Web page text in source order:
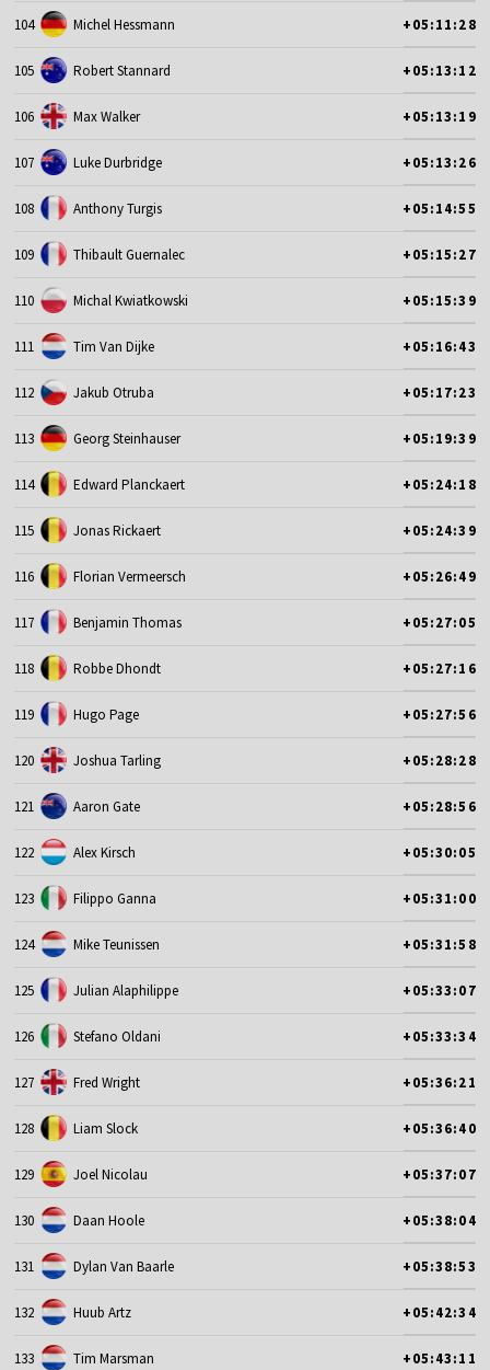
104 Michel Hessmann +05:11:28
105 Robert Stannard +05:13:12
106 Max Walker +05:13:19
107 Luke Durbridge +05:13:26
108 Anthony Turgis +05:14:55
109 Thibault Guernalec +05:15:27
110 Michal Kwiatkowski +05:15:39
111 Tim Van Dijke +05:16:43
112 Jakub Otruba +05:17:23
113 Georg Steinhauser +05:19:39
114 Edward Planckaert +05:24:18
115 Jonas Rickaert +05:24:39
116 Florian Vermeersch +05:26:49
117 Benjamin Thomas +05:27:05
118 Robbe Dhondt +05:27:16
119 Hugo Page +05:27:56
120 Joshua Tarling +05:28:28
121 Aaron Gate +05:28:56
122 Alex Kirsch +05:30:05
123 Filippo Ganna +05:31:00
124 Mike Teunissen +05:31:58
125 Julian Alaphilippe +05:33:07
126 Stefano Oldani +05:33:34
127 Fred Wright +05:36:21
128 Liam Slock +05:36:40
129 Joel Nicolau +05:37:07
130 Daan Hoole +05:38:04
131 Dylan Van Baarle +05:38:53
132 Huub Artz +05:42:34
133 Tim Marsman +05:43:11